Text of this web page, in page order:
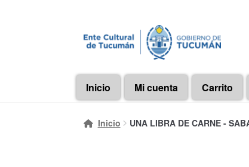
Ir
a
navegación
Ir
al
Inicio
Mi cuenta Carrito
Inicio UNA LIBRA DE CARNE -